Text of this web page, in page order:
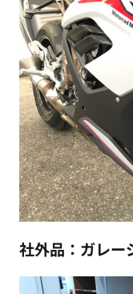
社外品：ガレー